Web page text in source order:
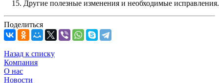
Другие полезные изменения и необходимые исправления.
Поделиться
Назад к списку
Компания
О нас
Новости